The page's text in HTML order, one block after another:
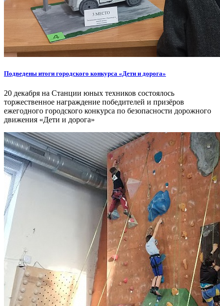
Подведены итоги городского конкурса «Дети и дорога»
20 декабря на Станции юных техников состоялось
торжественное награждение победителей и призёров
ежегодного городского конкурса по безопасности дорожного
движения «Дети и дорога»